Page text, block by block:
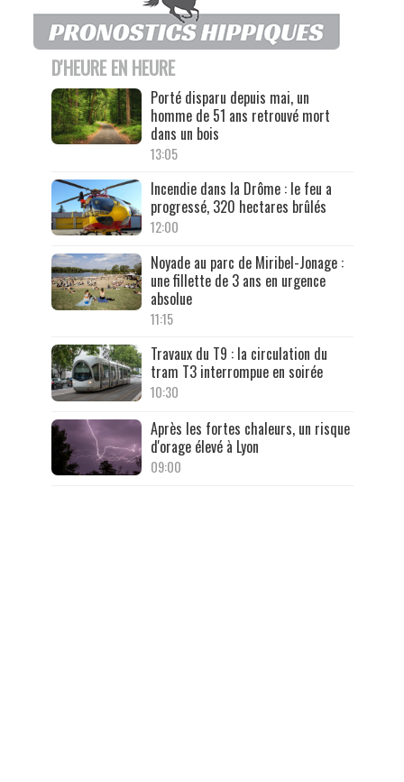
D'HEURE EN HEURE
Porté disparu depuis mai, un
homme de 51 ans retrouvé mort
dans un bois
13:05
Incendie dans la Drôme : le feu a
progressé, 320 hectares brûlés
12:00
Noyade au parc de Miribel-Jonage :
une fillette de 3 ans en urgence
absolue
11:15
Travaux du T9 : la circulation du
tram T3 interrompue en soirée
10:30
Après les fortes chaleurs, un risque
d'orage élevé à Lyon
09:00